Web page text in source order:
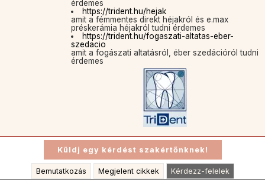
érdemes
https://trident.hu/hejak
amit a fémmentes direkt héjakról és e.max
préskerámia héjakról tudni érdemes
https://trident.hu/fogaszati-altatas-eber-
szedacio
amit a fogászati altatásról, éber szedációról tudni
érdemes
Bemutatkozás Megjelent cikkek Kérdezz-felelek